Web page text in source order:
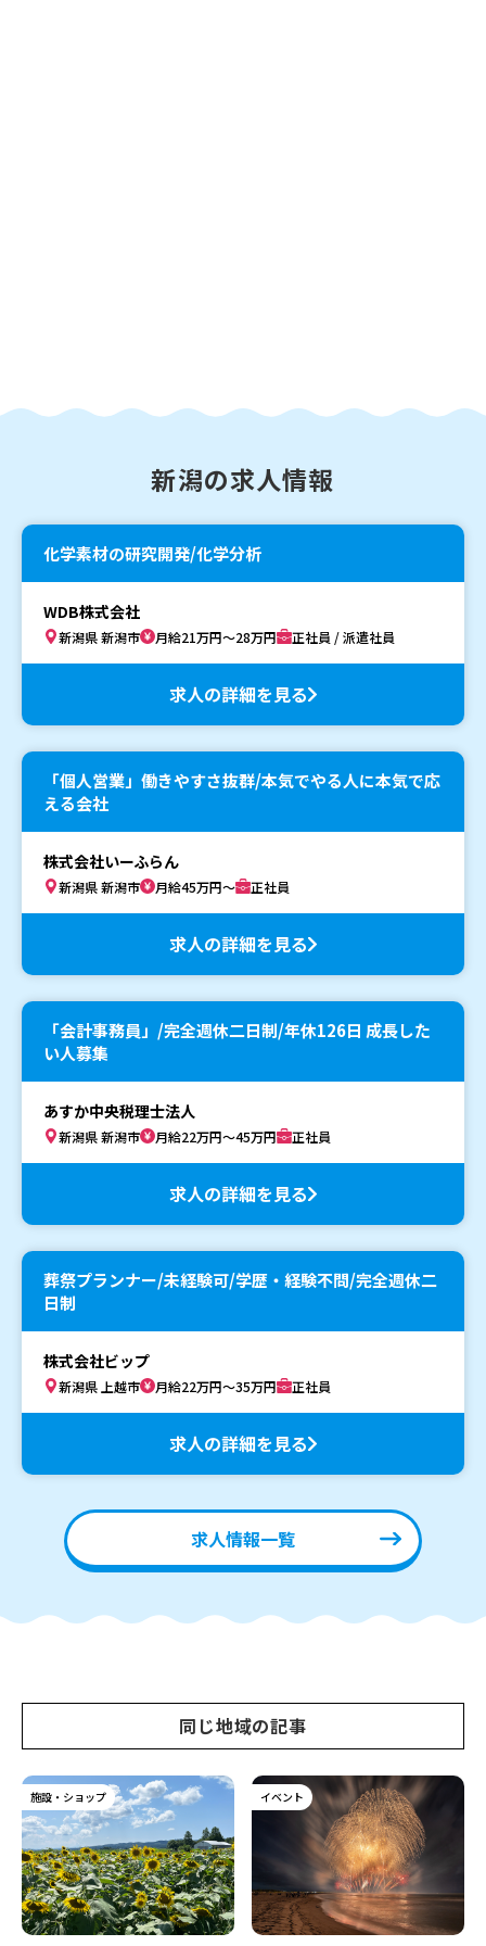
新潟の求人情報
化学素材の研究開発/化学分析
WDB株式会社
新潟県 新潟市 月給21万円～28万円 正社員 / 派遣社員
求人の詳細を見る
「個人営業」働きやすさ抜群/本気でやる人に本気で応
える会社
株式会社いーふらん
新潟県 新潟市 月給45万円～ 正社員
求人の詳細を見る
「会計事務員」/完全週休二日制/年休126日 成長した
い人募集
あすか中央税理士法人
新潟県 新潟市 月給22万円～45万円 正社員
求人の詳細を見る
葬祭プランナー/未経験可/学歴・経験不問/完全週休二
日制
株式会社ビップ
新潟県 上越市 月給22万円～35万円 正社員
求人の詳細を見る
求人情報一覧
同じ地域の記事
施設・ショップ イベント